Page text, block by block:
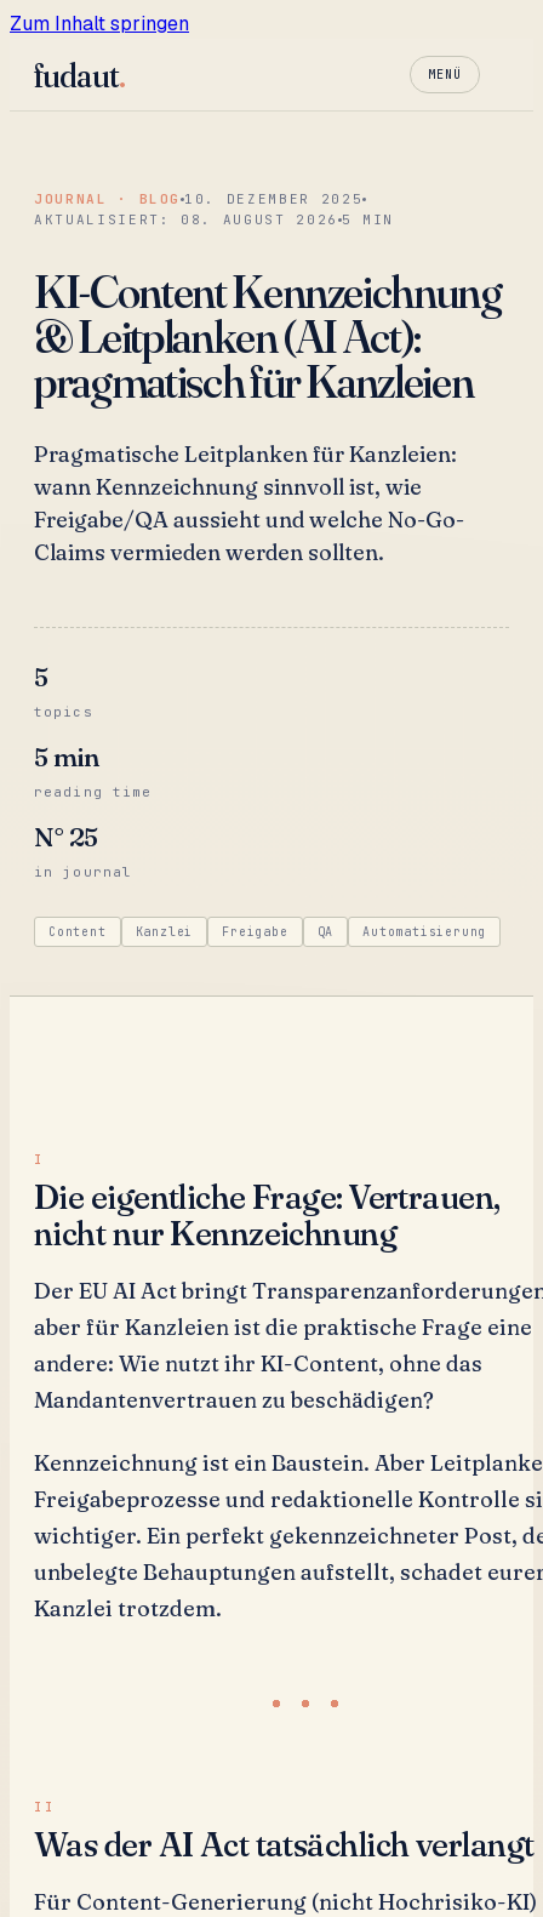
Zum Inhalt springen
fudaut. MENÜ
JOURNAL · BLOG 10. DEZEMBER 2025
AKTUALISIERT:
08. AUGUST 2026 5 MIN
KI-Content Kennzeichnung
& Leitplanken (AI Act):
pragmatisch für Kanzleien
Pragmatische Leitplanken für Kanzleien:
wann Kennzeichnung sinnvoll ist, wie
Freigabe/QA aussieht und welche No-Go-
Claims vermieden werden sollten.
5
topics
5min
reading time
N° 25
in journal
Content Kanzlei Freigabe QA Automatisierung
Die eigentliche Frage: Vertrauen,
nicht nur Kennzeichnung
Der EU AI Act bringt
aber für Kanzleien ist die praktische Frage eine
andere: Wie nutzt ihr KI-Content, ohne das
Mandantenvertrauen zu beschädigen?
Kennzeichnung ist ein Baustein. Aber
Freigabeprozesse und redaktionelle Kontrolle
wichtiger. Ein perfekt gekennzeichneter Post,
unbelegte Behauptungen aufstellt, schadet
Kanzlei trotzdem.
Was der AI Act tatsächlich verlangt
Für Content-Generierung (nicht Hochrisiko-KI)